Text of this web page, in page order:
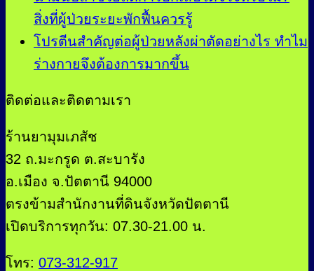
สิ่งที่ผู้ป่วยระยะพักฟื้นควรรู้
โปรตีนสำคัญต่อผู้ป่วยหลังผ่าตัดอย่างไร ทำไม
ร่างกายจึงต้องการมากขึ้น
ติดต่อและติดตามเรา
ร้านยามุมเภสัช
32 ถ.มะกรูด ต.สะบารัง
อ.เมือง จ.ปัตตานี 94000
ตรงข้ามสำนักงานที่ดินจังหวัดปัตตานี
เปิดบริการทุกวัน: 07.30-21.00 น.
โทร: 073-312-917